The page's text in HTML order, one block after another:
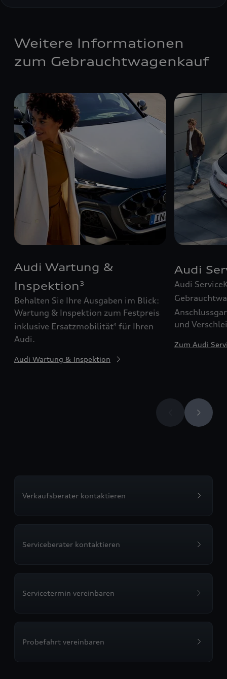
Weitere Informationen
zum Gebrauchtwagenkauf
Audi Wartung &
Inspektion 3
Behalten Sie Ihre Ausgaben im Blick:
Wartung & Inspektion zum Festpreis
inklusive Ersatzmobilität4 für Ihren
Audi.
Audi Wartung & Inspektion
Audi
Audi
und
Zum Audi
Verkaufsberater kontaktieren
Serviceberater kontaktieren
Servicetermin vereinbaren
Probefahrt vereinbaren